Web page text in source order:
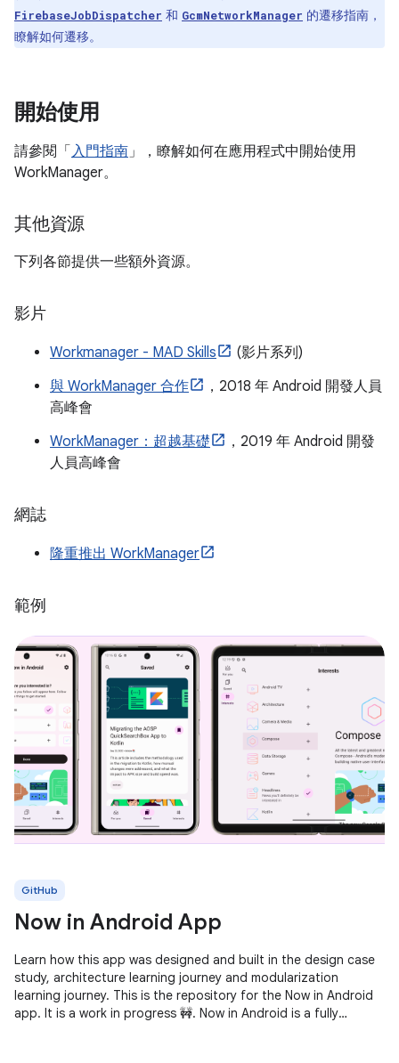
FirebaseJobDispatcher 和 GcmNetworkManager 的遷移指南，
瞭解如何遷移。
開始使用
請參閱「 入門指南」，瞭解如何在應用程式中開始使用
WorkManager。
其他資源
下列各節提供一些額外資源。
影片
Workmanager - MAD Skills
(影片系列)
與 WorkManager 合作
，2018 年 Android 開發人員
高峰會
WorkManager：超越基礎
，2019 年 Android 開發
人員高峰會
網誌
隆重推出 WorkManager
範例
GitHub
Now in Android App
Learn how this app was designed and built in the design case
study, architecture learning journey and modularization
learning journey. This is the repository for the Now in Android
app. It is a work in progress 🚧. Now in Android is a fully